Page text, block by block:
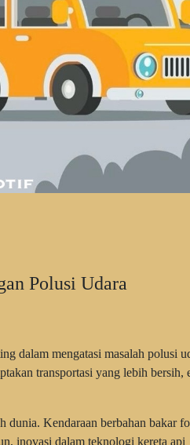
Polusi Udara
dalam mengatasi masalah polusi
transportasi yang lebih bersih,
dunia. Kendaraan berbahan bakar
inovasi dalam teknologi kereta api